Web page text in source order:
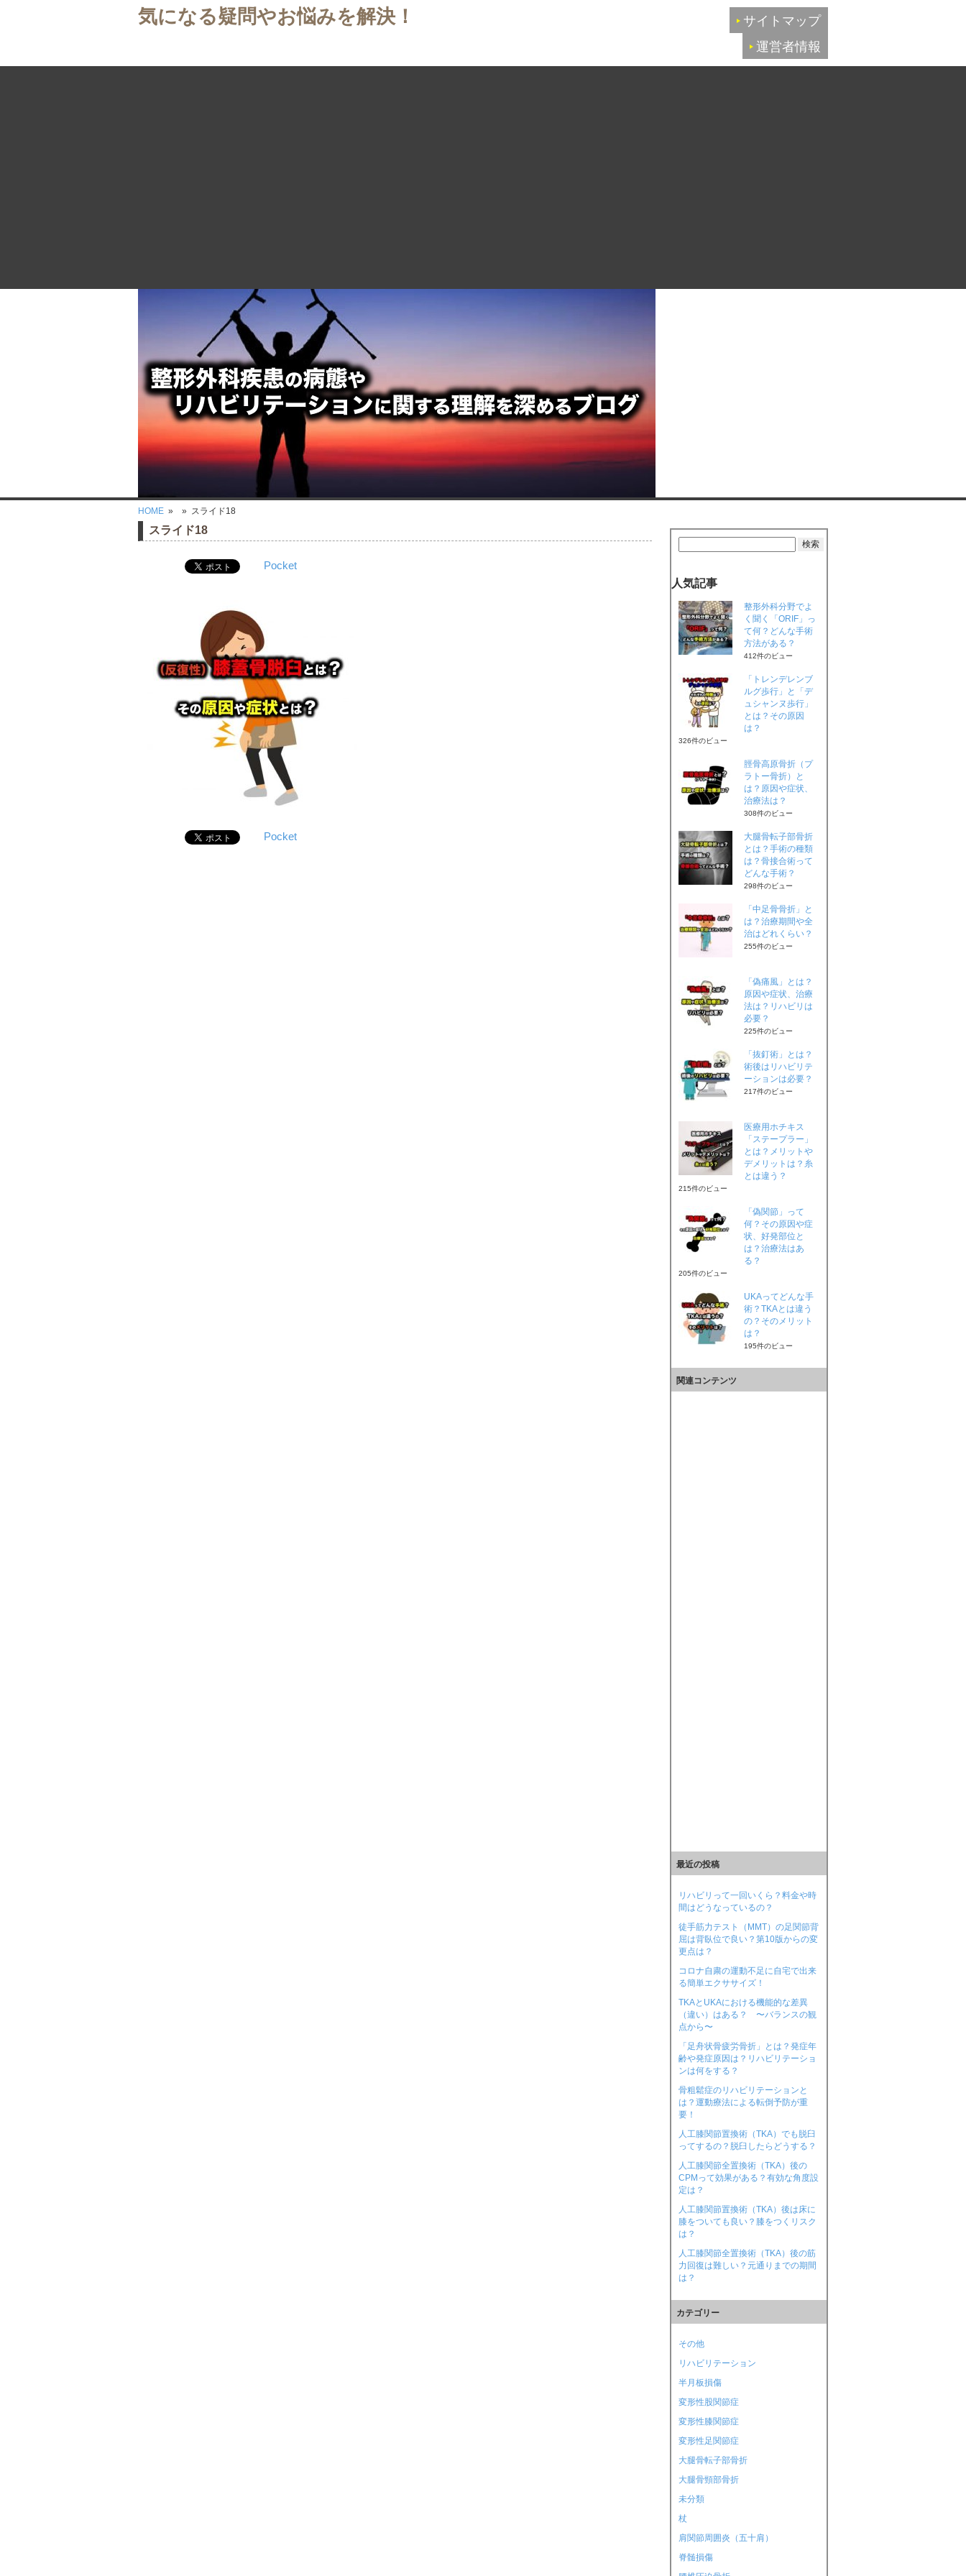
気になる疑問やお悩みを解決！
サイトマップ
運営者情報
HOME » » スライド18
スライド18
Pocket
Pocket
人気記事
整形外科分野でよ
く聞く「ORIF」っ
て何？どんな手術
方法がある？
412件のビュー
「トレンデレンブ
ルグ歩行」と「デ
ュシャンヌ歩行」
とは？その原因
は？
326件のビュー
脛骨高原骨折（プ
ラトー骨折）と
は？原因や症状、
治療法は？
308件のビュー
大腿骨転子部骨折
とは？手術の種類
は？骨接合術って
どんな手術？
298件のビュー
「中足骨骨折」と
は？治療期間や全
治はどれくらい？
255件のビュー
「偽痛風」とは？
原因や症状、治療
法は？リハビリは
必要？
225件のビュー
「抜釘術」とは？
術後はリハビリテ
ーションは必要？
217件のビュー
医療用ホチキス
「ステープラー」
とは？メリットや
デメリットは？糸
とは違う？
215件のビュー
「偽関節」って
何？その原因や症
状、好発部位と
は？治療法はあ
る？
205件のビュー
UKAってどんな手
術？TKAとは違う
の？そのメリット
は？
195件のビュー
関連コンテンツ
最近の投稿
リハビリって一回いくら？料金や時
間はどうなっているの？
徒手筋力テスト（MMT）の足関節背
屈は背臥位で良い？第10版からの変
更点は？
コロナ自粛の運動不足に自宅で出来
る簡単エクササイズ！
TKAとUKAにおける機能的な差異
（違い）はある？ 〜バランスの観
点から〜
「足舟状骨疲労骨折」とは？発症年
齢や発症原因は？リハビリテーショ
ンは何をする？
骨粗鬆症のリハビリテーションと
は？運動療法による転倒予防が重
要！
人工膝関節置換術（TKA）でも脱臼
ってするの？脱臼したらどうする？
人工膝関節全置換術（TKA）後の
CPMって効果がある？有効な角度設
定は？
人工膝関節置換術（TKA）後は床に
膝をついても良い？膝をつくリスク
は？
人工膝関節全置換術（TKA）後の筋
力回復は難しい？元通りまでの期間
は？
カテゴリー
その他
リハビリテーション
半月板損傷
変形性股関節症
変形性膝関節症
変形性足関節症
大腿骨転子部骨折
大腿骨頸部骨折
未分類
杖
肩関節周囲炎（五十肩）
脊髄損傷